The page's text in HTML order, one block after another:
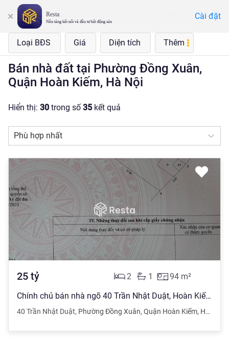
Resta
Nền tảng kết nối và đầu tư bất động sản
Cài đặt
Loại BĐS Giá Diện tích Thêm
Bán nhà đất tại Phường Đồng Xuân,
Quận Hoàn Kiếm, Hà Nội
Hiển thị: 30 trong số35 kết quả
Phù hợp nhất
25 tỷ 94 m²
1
2
Chính chủ bán nhà ngõ 40 Trần Nhật Duật, Hoàn Kiếm - DT 94m2, MT 6.3m giá 25 tỷ
40 Trần Nhật Duật, Phường Đồng Xuân, Quận Hoàn Kiếm, Hà Nội